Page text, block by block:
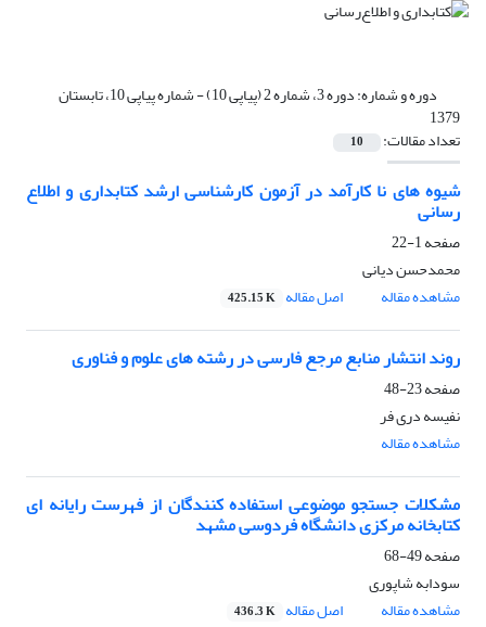
دوره و شماره: دوره 3، شماره 2 (پیاپی 10) - شماره پیاپی 10، تابستان
1379
تعداد مقالات: 10
شیوه های نا کارآمد در آزمون کارشناسی ارشد کتابداری و اطلاع
رسانی
صفحه1-22
محمدحسن دیانی
مشاهده مقاله
اصل مقاله 425.15 K
روند انتشار منابع مرجع فارسی در رشته های علوم و فناوری
صفحه23-48
نفیسه دری فر
مشاهده مقاله
مشکلات جستجو موضوعی استفاده کنندگان از فهرست رایانه ای
کتابخانه مرکزی دانشگاه فردوسی مشهد
صفحه49-68
سودابه شاپوری
مشاهده مقاله
اصل مقاله 436.3 K